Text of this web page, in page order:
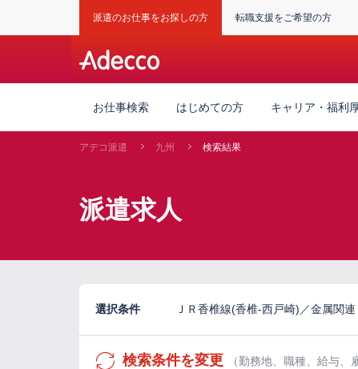
派遣のお仕事をお探しの方 転職支援をご希望の方
お仕事検索 はじめての方 キャリア・福利
アデコ派遣 九州 検索結果
派遣求人
選択条件 ＪＲ香椎線(香椎-西戸崎)／金属関
検索条件を変更 （勤務地、職種、給与、